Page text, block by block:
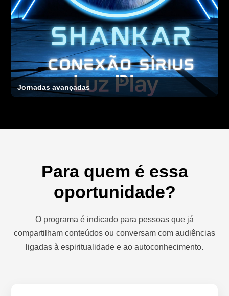
Jornadas avançadas
Para quem é essa
oportunidade?
O programa é indicado para pessoas que já
compartilham conteúdos ou conversam com audiências
ligadas à espiritualidade e ao autoconhecimento.